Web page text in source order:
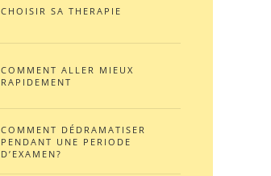
CHOISIR SA THERAPIE
COMMENT ALLER MIEUX
RAPIDEMENT
COMMENT DÉDRAMATISER
PENDANT UNE PERIODE
D’EXAMEN?